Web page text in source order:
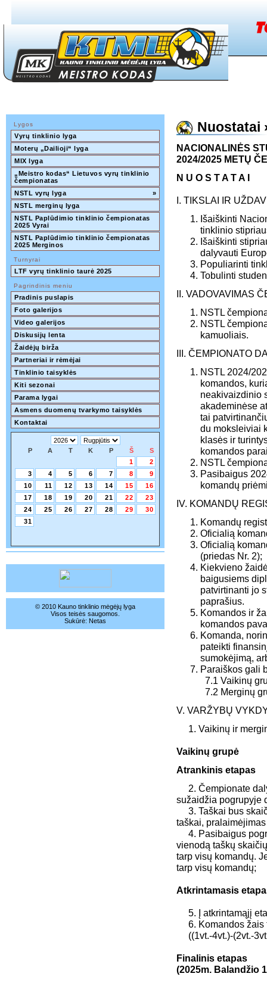
Lygos
Vyrų tinklinio lyga
Moterų „Dailioji“ lyga
MIX lyga
„Meistro kodas“ Lietuvos vyrų tinklinio
čempionatas
NSTL vyrų lyga
»
NSTL merginų lyga
NSTL Paplūdimio tinklinio čempionatas
2025 Vyrai
NSTL Paplūdimio tinklinio čempionatas
2025 Merginos
Turnyrai
LTF vyrų tinklinio taurė 2025
Pagrindinis meniu
Pradinis puslapis
Foto galerijos
Video galerijos
Diskusijų lenta
Žaidėjų birža
Partneriai ir rėmėjai
Tinklinio taisyklės
Kiti sezonai
Parama lygai
Asmens duomenų tvarkymo taisyklės
Kontaktai
P A T K P Š
S
1
2
3
4 5 6 7 8
9
10
11 12 13 14 15
16
17
18 19 20 21 22
23
24
25 26 27 28 29
30
31
© 2010 Kauno tinklinio mėgėjų lyga
Visos teisės saugomos.
Sukūrė: Netas
Nuostatai
NACIONALINĖS
2024/2025 METŲ
N U O S T A T A I
I. TIKSLAI IR
Išaiškinti
tinklinio
Išaiškinti
dalyvauti
Populiarinti
Tobulinti
II. VADOVAVIMAS
NSTL
NSTL
kamuoliais.
III. ČEMPIONATO
NSTL 2024/
komandos,
neakivaizdinio
akademinėse
tai
du moksleiviai
klasės ir
komandos
NSTL
Pasibaigus
komandų
IV. KOMANDŲ
Komandų
Oficialią
Oficialią
(priedas Nr. 2);
Kiekvieno
baigusiems
patvirtinanti jo
paprašius.
Komandos ir
komandos
Komanda,
pateikti
sumokėjimą,
Paraiškos gali
7.1 Vaikinų
7.2 Merginų
V. VARŽYBŲ
1. Vaikinų ir
Vaikinų grupė
Atrankinis etapas
2. Čempionate
sužaidžia pogrupyje
3. Taškai bus
taškai,
4. Pasibaigus
vienodą taškų
tarp visų komandų.
tarp visų komandų;
Atkrintamasis
5. Į atkrintamąjį
6. Komandos žais
((1vt.-4vt.)-(2vt.-
Finalinis etapas
(2025m. Balandžio